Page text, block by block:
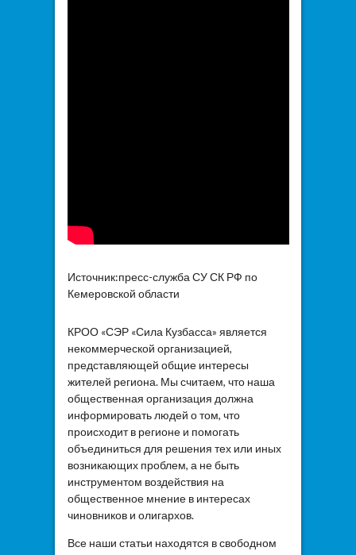
Источник:пресс-служба СУ СК РФ по
Кемеровской области
КРОО «СЭР «Сила Кузбасса» является
некоммерческой организацией,
представляющей общие интересы
жителей региона. Мы считаем, что наша
общественная организация должна
информировать людей о том, что
происходит в регионе и помогать
объединиться для решения тех или иных
возникающих проблем, а не быть
инструментом воздействия на
общественное мнение в интересах
чиновников и олигархов.
Все наши статьи находятся в свободном